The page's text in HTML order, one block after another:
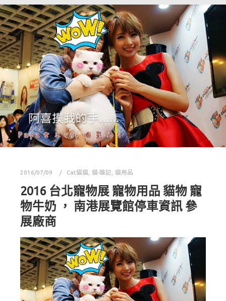
2016/07/09 Cat貓貓 貓-雜記 貓用品
2016 台北寵物展 寵物用品 貓物 寵
物牛奶 ， 南港展覽館停車資訊 參
展廠商